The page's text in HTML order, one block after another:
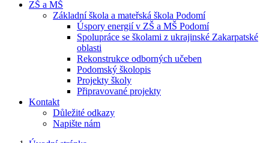
ZŠ a MŠ
Základní škola a mateřská škola Podomí
Úspory energií v ZŠ a MŠ Podomí
Spolupráce se školami z ukrajinské Zakarpatské
oblasti
Rekonstrukce odborných učeben
Podomský školopis
Projekty školy
Připravované projekty
Kontakt
Důležité odkazy
Napište nám